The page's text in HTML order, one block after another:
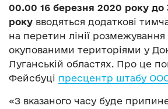
00.00 16 березня 2020 року до
року вводяться додаткові
на перетин лінії
окупованими територіями у
Луганській областях. Про це
Фейсбуці пресцентр штабу
«З вказаного часу буде